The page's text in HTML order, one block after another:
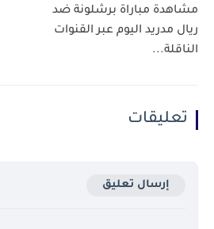
مشاهدة مباراة برشلونة ضد
ريال مدريد اليوم عبر القنوات
الناقلة...
تعليقات
إرسال تعليق